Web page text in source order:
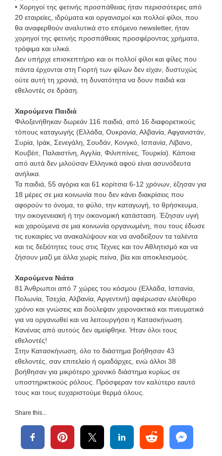
• Χορηγοί της φετινής προσπάθειας ήταν περισσότερες από
20 εταιρείες, ιδρύματα και οργανισμοί και πολλοί φίλοι, που
θα αναφερθούν αναλυτικά στο επόμενο newsletter, ήταν
χορηγοί της φετινής προσπάθειας προσφέροντας χρήματα,
τρόφιμα και υλικά.
Δεν υπήρχε επισκεπτήριο και οι πολλοί φίλοι και φίλες που
πάντα έρχονται στη Γιορτή των φίλων δεν είχαν, δυστυχώς
ούτε αυτή τη χρονιά, τη δυνατότητα να δουν παιδιά και
εθελοντές σε δράση.
Χαρούμενα Παιδιά
Φιλοξενήθηκαν δωρεάν 116 παιδιά, από 16 διαφορετικούς
τόπους καταγωγής (Ελλάδα, Ουκρανία, Αλβανία, Αφγανιστάν,
Συρία, Ιράκ, Σενεγάλη, Σουδάν, Κονγκό, Ισπανία, Λίβανο,
Κουβέιτ, Παλαιστίνη, Αγγλία, Φιλιππίνες, Τουρκία). Κάποια
από αυτά δεν μιλούσαν Ελληνικά αφού είναι ασυνόδευτα
ανήλικα.
Τα παιδιά, 55 αγόρια και 61 κορίτσια 6-12 χρόνων, έζησαν για
18 μέρες σε μια κοινωνία που δεν κάνει διακρίσεις που
αφορούν το όνομα, το φύλο, την καταγωγή, το θρήσκευμα,
την οικογενειακή ή την οικονομική κατάσταση. Έζησαν υγιή
και χαρούμενα σε μια κοινωνία οργανωμένη, που τους έδωσε
τις ευκαιρίες να ανακαλύψουν και να αναδείξουν τα ταλέντα
και τις δεξιότητες τους στις Τέχνες και τον Αθλητισμό και να
ζήσουν μαζί με άλλα χωρίς πείνα, βία και αποκλεισμούς.
Χαρούμενα Νιάτα
81 Άνθρωποι από 7 χώρες του κόσμου (Ελλάδα, Ισπανία,
Πολωνία, Τσεχία, Αλβανία, Αργεντινή) αφιέρωσαν ελεύθερο
χρόνο και γνώσεις και δούλεψαν χειρονακτικά και πνευματικά
για να οργανωθεί και να λειτουργήσει η Κατασκήνωση.
Κανένας από αυτούς δεν αμείφθηκε. Ήταν όλοι τους
εθελοντές!
Στην Κατασκήνωση, όλο το διάστημα βοήθησαν 43
εθελοντές, σαν επιτελείο ή ομαδάρχες, ενώ άλλοι 38
βοήθησαν για μικρότερο χρονικό διάστημα κυρίως σε
υποστηρικτικούς ρόλους. Πρόσφεραν τον καλύτερο εαυτό
τους και τους ευχαριστούμε θερμά όλους.
Share this...